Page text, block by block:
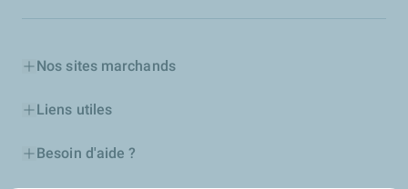
Nos sites marchands
Liens utiles
Besoin d'aide ?